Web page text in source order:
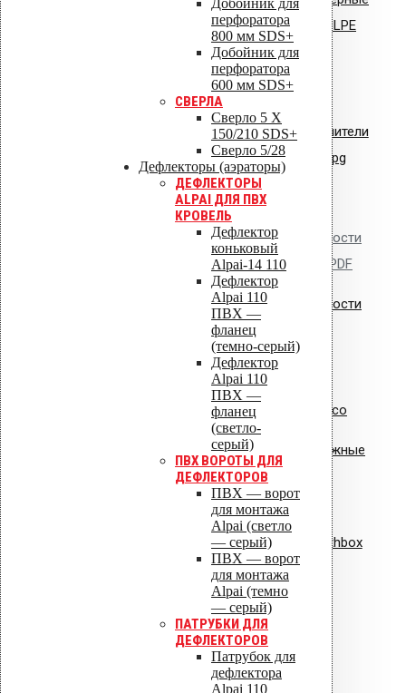
перфоратора
800 мм SDS+
Добойник для
перфоратора
600 мм SDS+
СВЕРЛА
Сверло 5 X
150/210 SDS+
Сверло 5/28
Дефлекторы (аэраторы)
ДЕФЛЕКТОРЫ
ALPAI ДЛЯ ПВХ
КРОВЕЛЬ
Дефлектор
коньковый
Alpai-14 110
Дефлектор
Alpai 110
ПВХ —
фланец
(темно-серый)
Дефлектор
Alpai 110
ПВХ —
фланец
(светло-
серый)
ПВХ ВОРОТЫ ДЛЯ
ДЕФЛЕКТОРОВ
ПВХ — ворот
для монтажа
Alpai (светло
— серый)
ПВХ — ворот
для монтажа
Alpai (темно
— серый)
ПАТРУБКИ ДЛЯ
ДЕФЛЕКТОРОВ
Патрубок для
дефлектора
Alpai 110
стояки и водостоки системы VILPE
Сертификат соответствия:
вентиляторы типа VILPE.pdf
Сертификат соответствия: уплотнители
кровельные из EPDM резины.jpg
Сертификат пожарной безопасности
на изделия из полипропилена.PDF
Сертификат пожарной безопасности
на уплотнители из резины
Сертификат соответствия Croco
Сертификат соответствия: крепежные
элементы
Сертификат соответствия:
вентиляционная установка Healthbox
ISO 9001
ISO 14001